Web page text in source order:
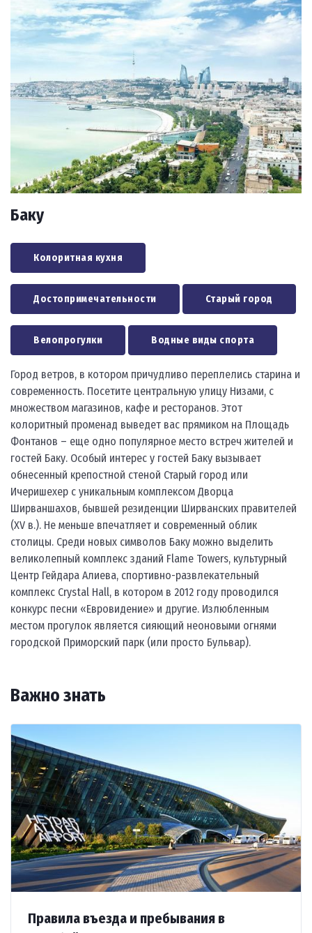
Баку
Колоритная кухня
Достопримечательности Старый город
Велопрогулки Водные виды спорта
Город ветров, в котором причудливо переплелись старина и
современность. Посетите центральную улицу Низами, с
множеством магазинов, кафе и ресторанов. Этот
колоритный променад выведет вас прямиком на Площадь
Фонтанов – еще одно популярное место встреч жителей и
гостей Баку. Особый интерес у гостей Баку вызывает
обнесенный крепостной стеной Старый город или
Ичеришехер с уникальным комплексом Дворца
Ширваншахов, бывшей резиденции Ширванских правителей
(XV в.). Не меньше впечатляет и современный облик
столицы. Среди новых символов Баку можно выделить
великолепный комплекс зданий Flame Towers, культурный
Центр Гейдара Алиева, спортивно-развлекательный
комплекс Crystal Hall, в котором в 2012 году проводился
конкурс песни «Евровидение» и другие. Излюбленным
местом прогулок является сияющий неоновыми огнями
городской Приморский парк (или просто Бульвар).
Важно знать
Правила въезда и пребывания в